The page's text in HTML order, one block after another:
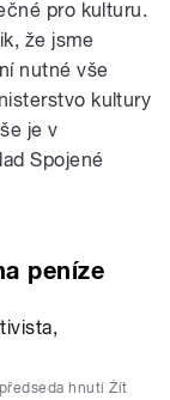
pro kulturu.
že jsme
nutné vše
kultury
je v
Spojené
peníze
hnutí Žít